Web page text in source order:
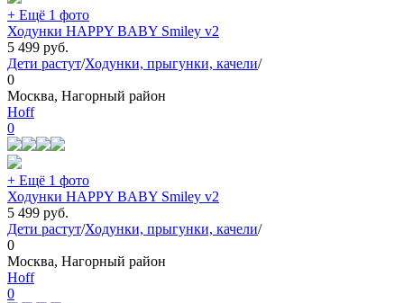
+ Ещё 1 фото
Ходунки HAPPY BABY Smiley v2
5 499 руб.
Дети растут/Ходунки, прыгунки, качели/
0
Москва, Нагорный район
Hoff
0
+ Ещё 1 фото
Ходунки HAPPY BABY Smiley v2
5 499 руб.
Дети растут/Ходунки, прыгунки, качели/
0
Москва, Нагорный район
Hoff
0